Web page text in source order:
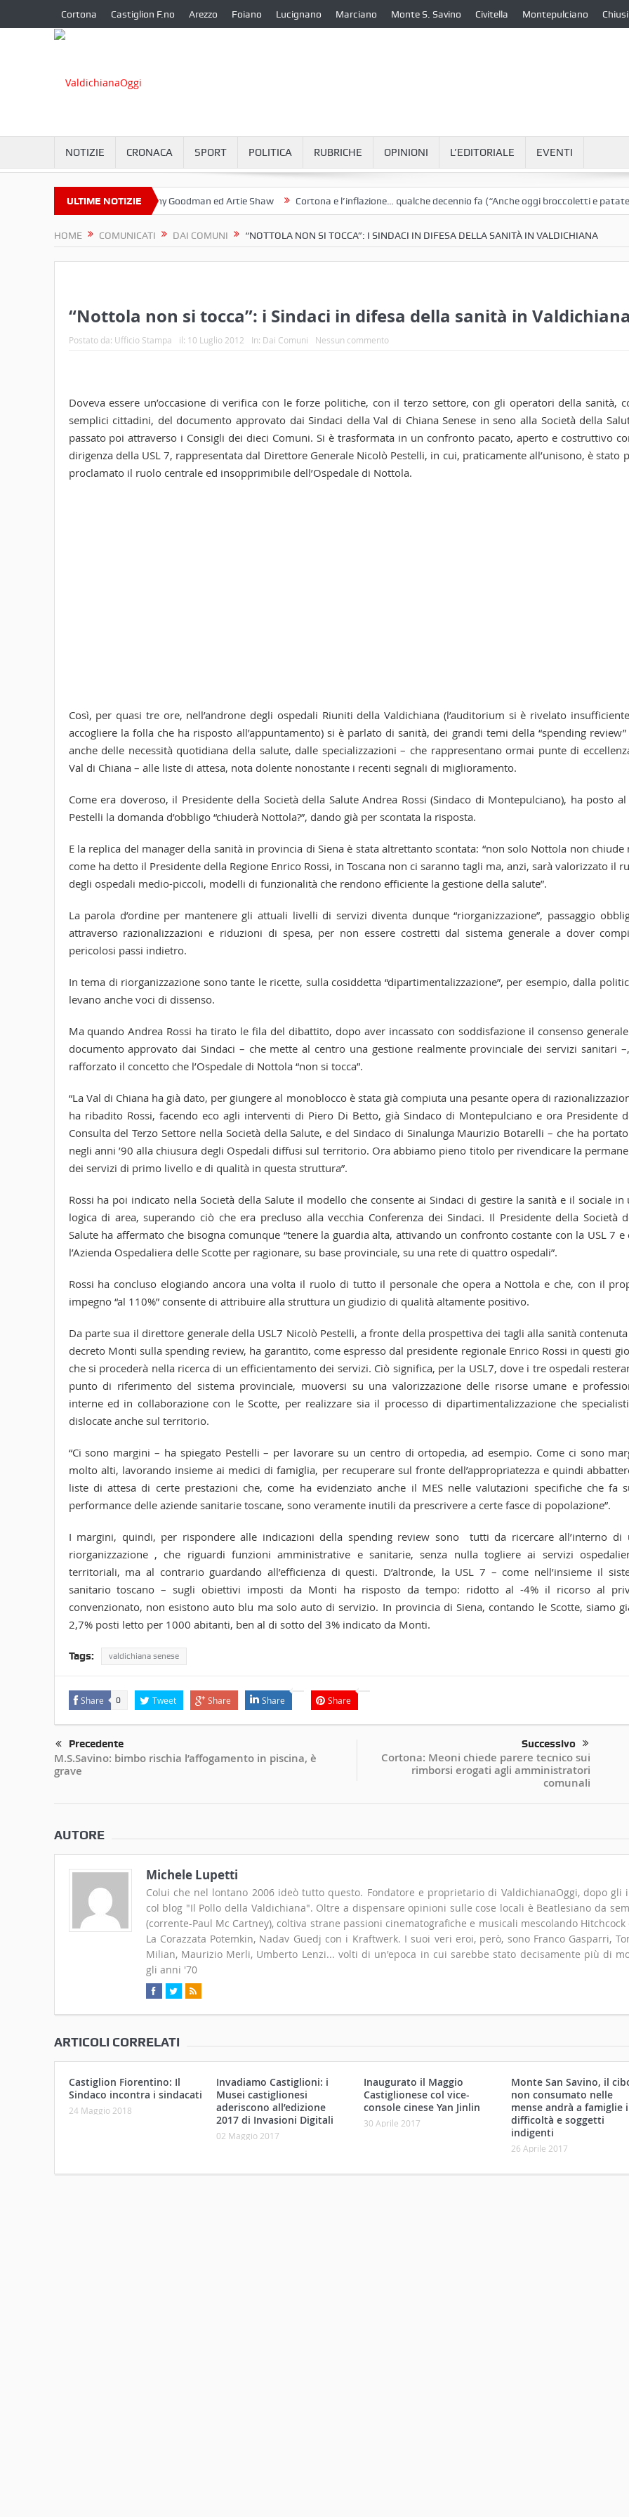
Cortona Castiglion F.no Arezzo Foiano Lucignano Marciano Monte S. Savino Civitella Montepulciano Chiusi
NOTIZIE CRONACA SPORT POLITICA RUBRICHE OPINIONI L’EDITORIALE EVENTI
ULTIME NOTIZIE
Omaggio a Benny Goodman ed Artie Shaw Cortona e l’inflazione… qualche decennio fa (“Anche oggi broccoletti e patate”)
HOME COMUNICATI DAI COMUNI “NOTTOLA NON SI TOCCA”: I SINDACI IN DIFESA DELLA SANITÀ IN VALDICHIANA
“Nottola non si tocca”: i Sindaci in difesa della sanità in Valdichiana
Postato da: Ufficio Stampa il: 10 Luglio 2012 In: Dai Comuni Nessun commento
Doveva essere un’occasione di verifica con le forze politiche, con il terzo settore, con gli operatori della sanità,
semplici cittadini, del documento approvato dai Sindaci della Val di Chiana Senese in seno alla Società della
passato poi attraverso i Consigli dei dieci Comuni. Si è trasformata in un confronto pacato, aperto e costruttivo
dirigenza della USL 7, rappresentata dal Direttore Generale Nicolò Pestelli, in cui, praticamente all’unisono, è stato
proclamato il ruolo centrale ed insopprimibile dell’Ospedale di Nottola.
Così, per quasi tre ore, nell’androne degli ospedali Riuniti della Valdichiana (l’auditorium si è rivelato
accogliere la folla che ha risposto all’appuntamento) si è parlato di sanità, dei grandi temi della “spending
anche delle necessità quotidiana della salute, dalle specializzazioni – che rappresentano ormai punte di
Val di Chiana – alle liste di attesa, nota dolente nonostante i recenti segnali di miglioramento.
Come era doveroso, il Presidente della Società della Salute Andrea Rossi (Sindaco di Montepulciano), ha posto al
Pestelli la domanda d’obbligo “chiuderà Nottola?”, dando già per scontata la risposta.
E la replica del manager della sanità in provincia di Siena è stata altrettanto scontata: “non solo Nottola non chiude
come ha detto il Presidente della Regione Enrico Rossi, in Toscana non ci saranno tagli ma, anzi, sarà valorizzato il
degli ospedali medio-piccoli, modelli di funzionalità che rendono efficiente la gestione della salute”.
La parola d’ordine per mantenere gli attuali livelli di servizi diventa dunque “riorganizzazione”, passaggio
attraverso razionalizzazioni e riduzioni di spesa, per non essere costretti dal sistema generale a dover
pericolosi passi indietro.
In tema di riorganizzazione sono tante le ricette, sulla cosiddetta “dipartimentalizzazione”, per esempio, dalla
levano anche voci di dissenso.
Ma quando Andrea Rossi ha tirato le fila del dibattito, dopo aver incassato con soddisfazione il consenso
documento approvato dai Sindaci – che mette al centro una gestione realmente provinciale dei servizi sanitari
rafforzato il concetto che l’Ospedale di Nottola “non si tocca”.
“La Val di Chiana ha già dato, per giungere al monoblocco è stata già compiuta una pesante opera di
ha ribadito Rossi, facendo eco agli interventi di Piero Di Betto, già Sindaco di Montepulciano e ora Presidente
Consulta del Terzo Settore nella Società della Salute, e del Sindaco di Sinalunga Maurizio Botarelli – che ha
negli anni ’90 alla chiusura degli Ospedali diffusi sul territorio. Ora abbiamo pieno titolo per rivendicare la
dei servizi di primo livello e di qualità in questa struttura”.
Rossi ha poi indicato nella Società della Salute il modello che consente ai Sindaci di gestire la sanità e il sociale in
logica di area, superando ciò che era precluso alla vecchia Conferenza dei Sindaci. Il Presidente della Società
Salute ha affermato che bisogna comunque “tenere la guardia alta, attivando un confronto costante con la USL 7 e
l’Azienda Ospedaliera delle Scotte per ragionare, su base provinciale, su una rete di quattro ospedali”.
Rossi ha concluso elogiando ancora una volta il ruolo di tutto il personale che opera a Nottola e che, con il
impegno “al 110%” consente di attribuire alla struttura un giudizio di qualità altamente positivo.
Da parte sua il direttore generale della USL7 Nicolò Pestelli, a fronte della prospettiva dei tagli alla sanità
decreto Monti sulla spending review, ha garantito, come espresso dal presidente regionale Enrico Rossi in questi
che si procederà nella ricerca di un efficientamento dei servizi. Ciò significa, per la USL7, dove i tre ospedali
punto di riferimento del sistema provinciale, muoversi su una valorizzazione delle risorse umane e
interne ed in collaborazione con le Scotte, per realizzare sia il processo di dipartimentalizzazione che
dislocate anche sul territorio.
“Ci sono margini – ha spiegato Pestelli – per lavorare su un centro di ortopedia, ad esempio. Come ci sono
molto alti, lavorando insieme ai medici di famiglia, per recuperare sul fronte dell’appropriatezza e quindi
liste di attesa di certe prestazioni che, come ha evidenziato anche il MES nelle valutazioni specifiche che fa
performance delle aziende sanitarie toscane, sono veramente inutili da prescrivere a certe fasce di popolazione”.
I margini, quindi, per rispondere alle indicazioni della spending review sono tutti da ricercare all’interno di
riorganizzazione , che riguardi funzioni amministrative e sanitarie, senza nulla togliere ai servizi
territoriali, ma al contrario guardando all’efficienza di questi. D’altronde, la USL 7 – come nell’insieme il
sanitario toscano – sugli obiettivi imposti da Monti ha risposto da tempo: ridotto al -4% il ricorso al
convenzionato, non esistono auto blu ma solo auto di servizio. In provincia di Siena, contando le Scotte, siamo
2,7% posti letto per 1000 abitanti, ben al di sotto del 3% indicato da Monti.
Tags: valdichiana senese
Share 0 Tweet Share Share Share
Precedente
M.S.Savino: bimbo rischia l’affogamento in piscina, è
grave
Successivo
Cortona: Meoni chiede parere tecnico sui
rimborsi erogati agli amministratori
comunali
AUTORE
Michele Lupetti
Colui che nel lontano 2006 ideò tutto questo. Fondatore e proprietario di ValdichianaOggi, dopo gli
col blog "Il Pollo della Valdichiana". Oltre a dispensare opinioni sulle cose locali è Beatlesiano da
(corrente-Paul Mc Cartney), coltiva strane passioni cinematografiche e musicali mescolando Hitchcock
La Corazzata Potemkin, Nadav Guedj con i Kraftwerk. I suoi veri eroi, però, sono Franco Gasparri,
Milian, Maurizio Merli, Umberto Lenzi... volti di un'epoca in cui sarebbe stato decisamente più di
gli anni '70
ARTICOLI CORRELATI
Castiglion Fiorentino: Il
Sindaco incontra i sindacati
24 Maggio 2018
Invadiamo Castiglioni: i
Musei castiglionesi
aderiscono all’edizione
2017 di Invasioni Digitali
02 Maggio 2017
Inaugurato il Maggio
Castiglionese col vice-
console cinese Yan Jinlin
30 Aprile 2017
Monte San Savino, il
non consumato nelle
mense andrà a famiglie
difficoltà e soggetti
indigenti
26 Aprile 2017